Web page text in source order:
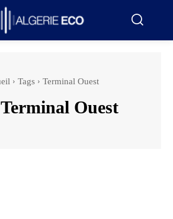
Tags Terminal Ouest
Terminal Ouest